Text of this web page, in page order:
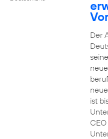
Der
ist